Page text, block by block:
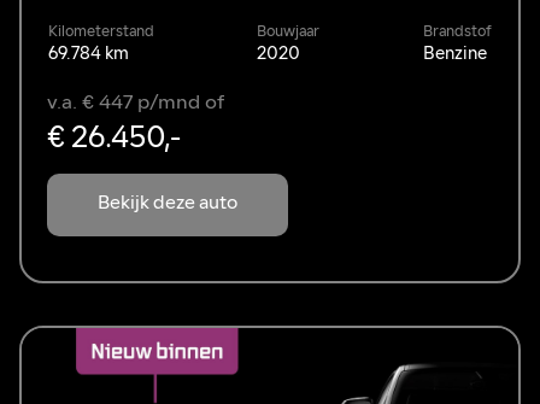
Kilometerstand
69.784 km
Bouwjaar
2020
Brandstof
Benzine
Bekijk deze auto
v.a. € 447 p/mnd of
€ 26.450,-